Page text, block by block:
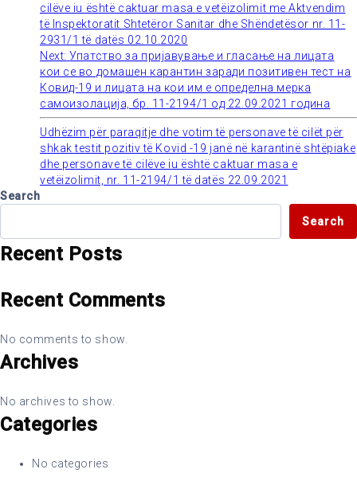
cilëve iu është caktuar masa e vetëizolimit me Aktvendim
të Inspektoratit Shtetëror Sanitar dhe Shëndetësor nr. 11-
2931/1 të datës 02.10.2020
Next: Упатство за пријавување и гласање на лицата
кои се во домашен карантин заради позитивен тест на
Ковид-19 и лицата на кои им е определна мерка
самоизолација, бр. 11-2194/1 од 22.09.2021 година
Udhëzim për paraqitje dhe votim të personave të cilët për
shkak testit pozitiv të Kovid -19 janë në karantinë shtëpiake
dhe personave të cilëve iu është caktuar masa e
vetëizolimit, nr. 11-2194/1 të datës 22.09.2021
Search
Search
Recent Posts
Recent Comments
No comments to show.
Archives
No archives to show.
Categories
No categories